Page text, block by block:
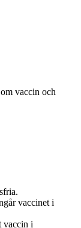
vaccin och
vaccinet i
vaccin i